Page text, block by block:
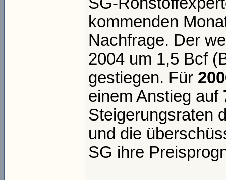
kommenden
Nachfrage. Der
2004 um 1,5 Bcf
gestiegen. Für
einem Anstieg auf
Steigerungsraten
und die
SG ihre